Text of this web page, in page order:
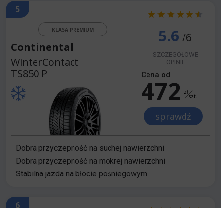
5
KLASA PREMIUM
Continental
WinterContact
TS850 P
5.6 /6
SZCZEGÓŁOWE
OPINIE
Cena od
472 zł
szt.
sprawdź
Dobra przyczepność na suchej nawierzchni
Dobra przyczepność na mokrej nawierzchni
Stabilna jazda na błocie pośniegowym
6